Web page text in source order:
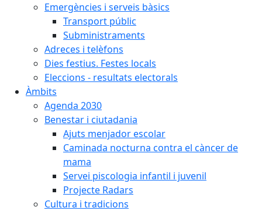
Emergències i serveis bàsics
Transport públic
Subministraments
Adreces i telèfons
Dies festius. Festes locals
Eleccions - resultats electorals
Àmbits
Agenda 2030
Benestar i ciutadania
Ajuts menjador escolar
Caminada nocturna contra el càncer de
mama
Servei piscologia infantil i juvenil
Projecte Radars
Cultura i tradicions